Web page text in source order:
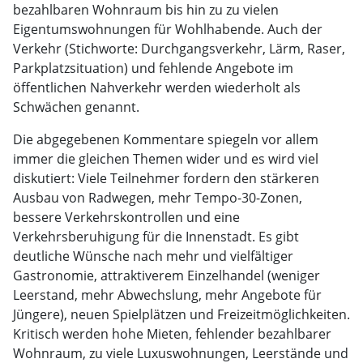
bezahlbaren Wohnraum bis hin zu zu vielen
Eigentumswohnungen für Wohlhabende. Auch der
Verkehr (Stichworte: Durchgangsverkehr, Lärm, Raser,
Parkplatzsituation) und fehlende Angebote im
öffentlichen Nahverkehr werden wiederholt als
Schwächen genannt.
Die abgegebenen Kommentare spiegeln vor allem
immer die gleichen Themen wider und es wird viel
diskutiert: Viele Teilnehmer fordern den stärkeren
Ausbau von Radwegen, mehr Tempo-30-Zonen,
bessere Verkehrskontrollen und eine
Verkehrsberuhigung für die Innenstadt. Es gibt
deutliche Wünsche nach mehr und vielfältiger
Gastronomie, attraktiverem Einzelhandel (weniger
Leerstand, mehr Abwechslung, mehr Angebote für
Jüngere), neuen Spielplätzen und Freizeitmöglichkeiten.
Kritisch werden hohe Mieten, fehlender bezahlbarer
Wohnraum, zu viele Luxuswohnungen, Leerstände und